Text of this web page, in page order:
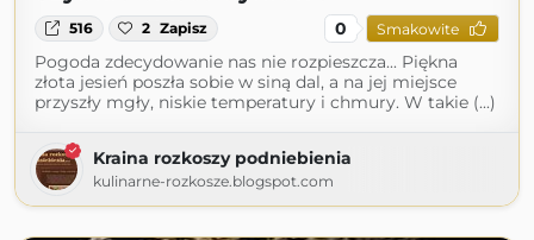
516 2 Zapisz 0 Smakowite
Pogoda zdecydowanie nas nie rozpieszcza... Piękna
złota jesień poszła sobie w siną dal, a na jej miejsce
przyszły mgły, niskie temperatury i chmury. W takie (...)
Kraina rozkoszy podniebienia
kulinarne-rozkosze.blogspot.com